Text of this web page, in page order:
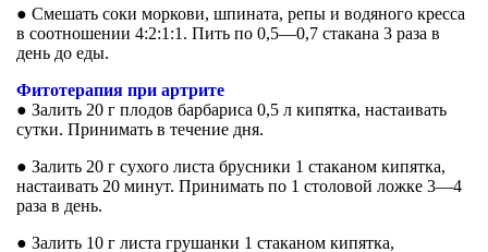
● Смешать соки моркови, шпината, репы и водяного кресса
в соотношении 4:2:1:1. Пить по 0,5—0,7 стакана 3 раза в
день до еды.
Фитотерапия при артрите
● Залить 20 г плодов барбариса 0,5 л кипятка, настаивать
сутки. Принимать в течение дня.
● Залить 20 г сухого листа брусники 1 стаканом кипятка,
настаивать 20 минут. Принимать по 1 столовой ложке 3—4
раза в день.
● Залить 10 г листа грушанки 1 стаканом кипятка,